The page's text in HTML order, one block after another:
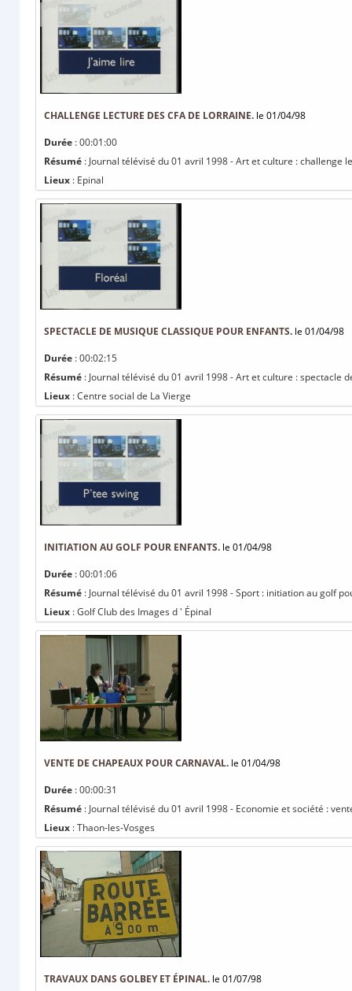
CHALLENGE LECTURE DES CFA DE LORRAINE. le 01/04/98
Durée : 00:01:00
Résumé : Journal télévisé du 01 avril 1998 - Art et culture : challenge
Lieux : Epinal
SPECTACLE DE MUSIQUE CLASSIQUE POUR ENFANTS. le 01/04/98
Durée : 00:02:15
Résumé : Journal télévisé du 01 avril 1998 - Art et culture : spectacle
Lieux : Centre social de La Vierge
INITIATION AU GOLF POUR ENFANTS. le 01/04/98
Durée : 00:01:06
Résumé : Journal télévisé du 01 avril 1998 - Sport : initiation au golf
Lieux : Golf Club des Images d ' Épinal
VENTE DE CHAPEAUX POUR CARNAVAL. le 01/04/98
Durée : 00:00:31
Résumé : Journal télévisé du 01 avril 1998 - Economie et société :
Lieux : Thaon-les-Vosges
TRAVAUX DANS GOLBEY ET ÉPINAL. le 01/07/98